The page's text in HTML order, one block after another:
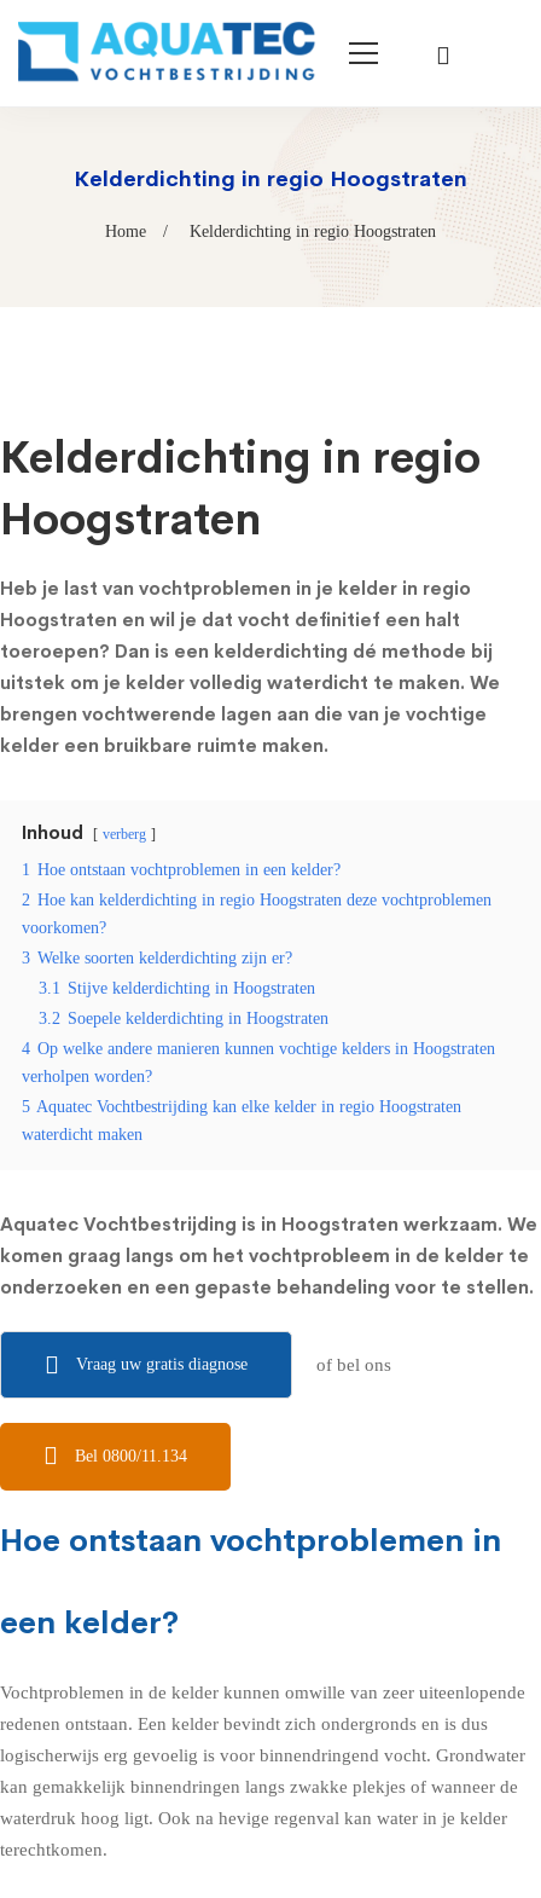
Kelderdichting in regio Hoogstraten
Home Kelderdichting in regio Hoogstraten
Kelderdichting in regio
Hoogstraten
Heb je last van vochtproblemen in je kelder in regio
Hoogstraten en wil je dat vocht definitief een halt
toeroepen? Dan is een kelderdichting dé methode bij
uitstek om je kelder volledig waterdicht te maken. We
brengen vochtwerende lagen aan die van je vochtige
kelder een bruikbare ruimte maken.
Inhoud verberg
1 Hoe ontstaan vochtproblemen in een kelder?
2 Hoe kan kelderdichting in regio Hoogstraten deze vochtproblemen
voorkomen?
3 Welke soorten kelderdichting zijn er?
3.1 Stijve kelderdichting in Hoogstraten
3.2 Soepele kelderdichting in Hoogstraten
4 Op welke andere manieren kunnen vochtige kelders in Hoogstraten
verholpen worden?
5 Aquatec Vochtbestrijding kan elke kelder in regio Hoogstraten
waterdicht maken
Aquatec Vochtbestrijding is in Hoogstraten werkzaam. We
komen graag langs om het vochtprobleem in de kelder te
onderzoeken en een gepaste behandeling voor te stellen.
Vraag uw gratis diagnose of bel ons
Bel 0800/11.134
Hoe ontstaan vochtproblemen in
een kelder?
Vochtproblemen in de kelder kunnen omwille van zeer uiteenlopende
redenen ontstaan. Een kelder bevindt zich ondergronds en is dus
logischerwijs erg gevoelig is voor binnendringend vocht. Grondwater
kan gemakkelijk binnendringen langs zwakke plekjes of wanneer de
waterdruk hoog ligt. Ook na hevige regenval kan water in je kelder
terechtkomen.